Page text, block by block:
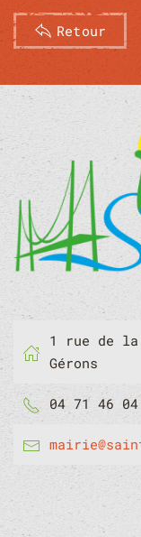
Retour
1 rue de
Gérons
04 71 46